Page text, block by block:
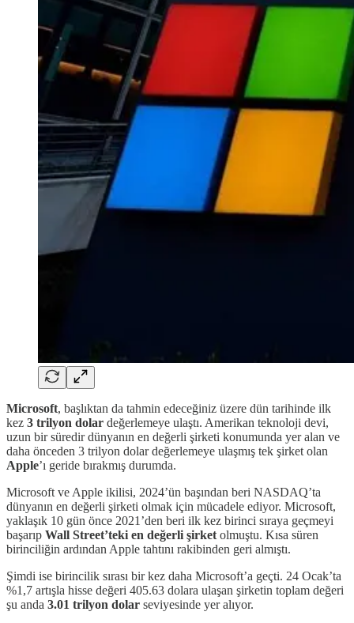
Microsoft, başlıktan da tahmin edeceğiniz üzere dün tarihinde ilk
kez 3 trilyon dolar değerlemeye ulaştı. Amerikan teknoloji devi,
uzun bir süredir dünyanın en değerli şirketi konumunda yer alan ve
daha önceden 3 trilyon dolar değerlemeye ulaşmış tek şirket olan
Apple’ı geride bırakmış durumda.
Microsoft ve Apple ikilisi, 2024’ün başından beri NASDAQ’ta
dünyanın en değerli şirketi olmak için mücadele ediyor. Microsoft,
yaklaşık 10 gün önce 2021’den beri ilk kez birinci sıraya geçmeyi
başarıp Wall Street’teki en değerli şirket olmuştu. Kısa süren
birinciliğin ardından Apple tahtını rakibinden geri almıştı.
Şimdi ise birincilik sırası bir kez daha Microsoft’a geçti. 24 Ocak’ta
%1,7 artışla hisse değeri 405.63 dolara ulaşan şirketin toplam değeri
şu anda 3.01 trilyon dolar seviyesinde yer alıyor.